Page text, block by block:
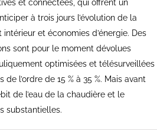
et connectées, qui offrent un
à trois jours l’évolution de la
et économies d’énergie. Des
sont pour le moment dévolues
optimisées et télésurveillées
l’ordre de 15 % à 35 %. Mais avant
de l’eau de la chaudière et le
substantielles.